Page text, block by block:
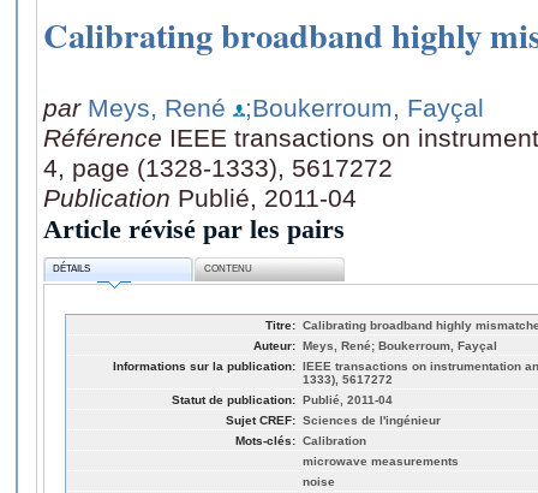
Calibrating broadband highly
par Meys, René
;Boukerroum, Fayçal
Référence IEEE transactions on
4, page (1328-1333), 5617272
Publication Publié, 2011-04
Article révisé par les pairs
DÉTAILS CONTENU
Titre: Calibrating broadband highly
Auteur: Meys, René; Boukerroum, Fayçal
Informations sur la publication: IEEE transactions on instrumentation
1333), 5617272
Statut de publication: Publié, 2011-04
Sujet CREF: Sciences de l'ingénieur
Mots-clés: Calibration
microwave measurements
noise